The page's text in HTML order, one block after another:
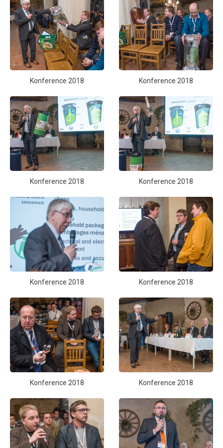
Konference 2018 Konference 2018
Konference 2018 Konference 2018
Konference 2018 Konference 2018
Konference 2018 Konference 2018